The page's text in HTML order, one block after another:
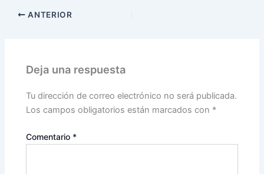
ANTERIOR
Deja una respuesta
Tu dirección de correo electrónico no será publicada.
Los campos obligatorios están marcados con *
Comentario *